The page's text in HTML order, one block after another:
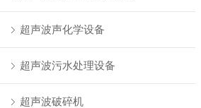
超声波声化学设备
超声波污水处理设备
超声波破碎机